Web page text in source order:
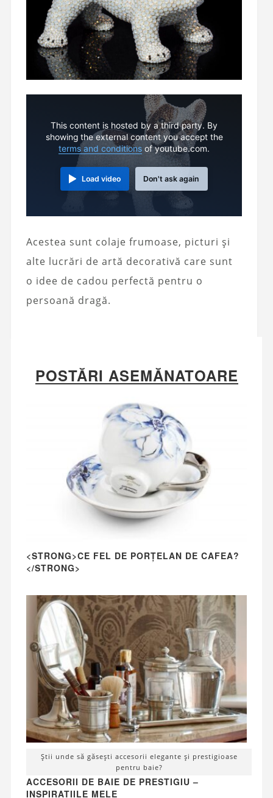
This content is hosted by a third party. By
showing the external content you accept the
terms and conditions of youtube.com.
Load video Don't ask again
Acestea sunt colaje frumoase, picturi și
alte lucrări de artă decorativă care sunt
o idee de cadou perfectă pentru o
persoană dragă.
POSTĂRI ASEMĂNATOARE
<STRONG>CE FEL DE PORȚELAN DE CAFEA?
</STRONG>
Știi unde să găsești accesorii elegante și prestigioase
pentru baie?
ACCESORII DE BAIE DE PRESTIGIU –
INSPIRAȚIILE MELE